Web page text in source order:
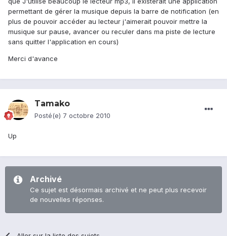
permettant de gérer la musique depuis la barre de notification (en
plus de pouvoir accéder au lecteur j'aimerait pouvoir mettre la
musique sur pause, avancer ou reculer dans ma piste de lecture
sans quitter l'application en cours)
Merci d'avance
Tamako
Posté(e) 7 octobre 2010
Up
Archivé
Ce sujet est désormais archivé et ne peut plus recevoir
de nouvelles réponses.